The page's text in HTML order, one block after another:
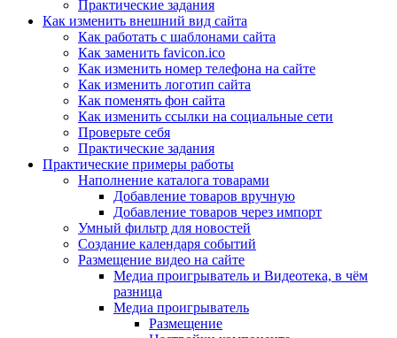
Практические задания
Как изменить внешний вид сайта
Как работать с шаблонами сайта
Как заменить favicon.ico
Как изменить номер телефона на сайте
Как изменить логотип сайта
Как поменять фон сайта
Как изменить ссылки на социальные сети
Проверьте себя
Практические задания
Практические примеры работы
Наполнение каталога товарами
Добавление товаров вручную
Добавление товаров через импорт
Умный фильтр для новостей
Создание календаря событий
Размещение видео на сайте
Медиа проигрыватель и Видеотека, в чём
разница
Медиа проигрыватель
Размещение